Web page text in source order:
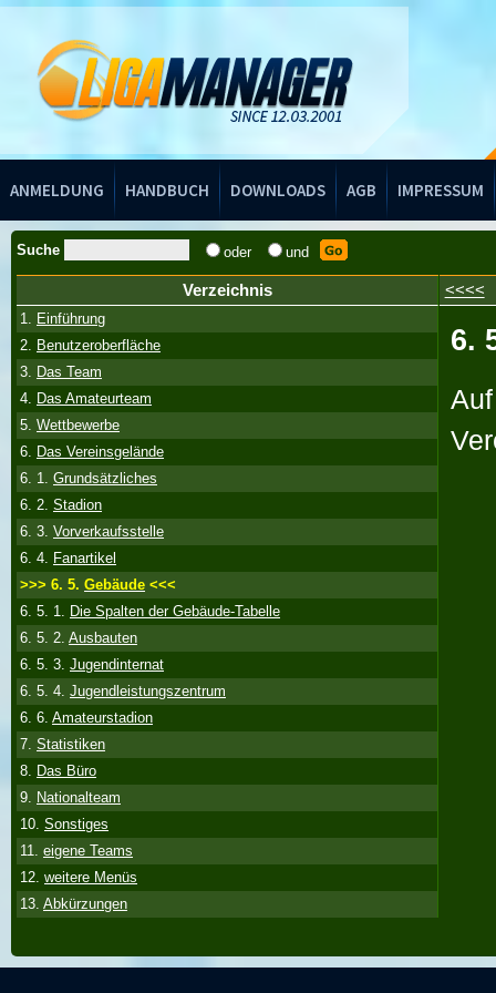
ANMELDUNG HANDBUCH DOWNLOADS AGB IMPRESSUM
Handbuch
Suche oder und
Verzeichnis
1. Einführung
2. Benutzeroberfläche
3. Das Team
4. Das Amateurteam
5. Wettbewerbe
6. Das Vereinsgelände
6. 1. Grundsätzliches
6. 2. Stadion
6. 3. Vorverkaufsstelle
6. 4. Fanartikel
>>> 6. 5. Gebäude <<<
6. 5. 1. Die Spalten der Gebäude-Tabelle
6. 5. 2. Ausbauten
6. 5. 3. Jugendinternat
6. 5. 4. Jugendleistungszentrum
6. 6. Amateurstadion
7. Statistiken
8. Das Büro
9. Nationalteam
10. Sonstiges
11. eigene Teams
12. weitere Menüs
13. Abkürzungen
<<<<
6.